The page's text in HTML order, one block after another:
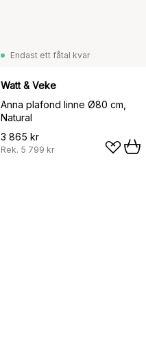
Endast ett fåtal kvar
Watt & Veke
Anna plafond linne Ø80 cm,
Natural
3 865 kr
Rek. 5 799 kr